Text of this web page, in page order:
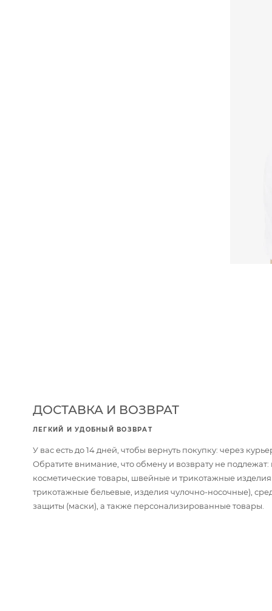
ДОСТАВКА И ВОЗВРАТ
ЛЕГКИЙ И УДОБНЫЙ ВОЗВРАТ
У вас есть до 14 дней, чтобы вернуть покупку: через
Обратите внимание, что обмену и возврату не
косметические товары, швейные и трикотажные
трикотажные бельевые, изделия чулочно-носочные),
защиты (маски), а также персонализированные товары.